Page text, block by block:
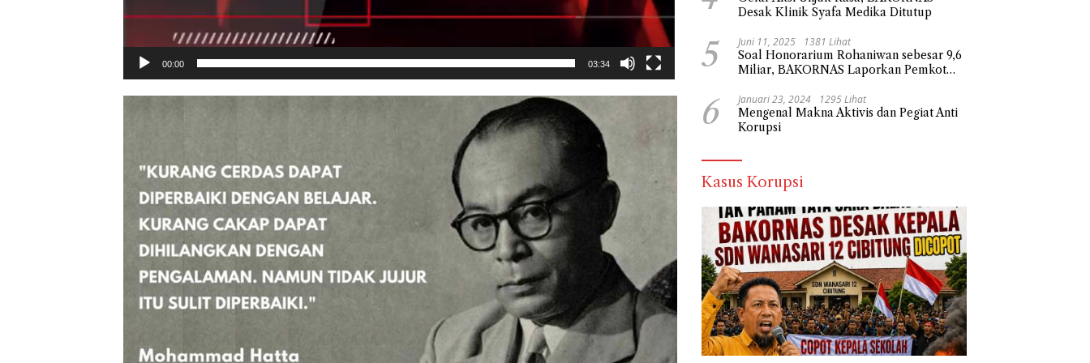
00:00 03:34
Desak Klinik Syafa Medika Ditutup
5 Juni 11, 2025 1381 Lihat
Soal Honorarium Rohaniwan sebesar 9,6
Miliar, BAKORNAS Laporkan Pemkot
6 Januari 23, 2024 1295 Lihat
Mengenal Makna Aktivis dan Pegiat Anti
Korupsi
Kasus Korupsi